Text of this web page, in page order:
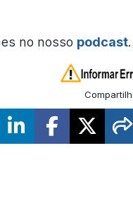
no nosso podcast.